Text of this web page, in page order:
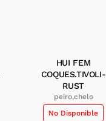
HUI FEM
COQUES.TIVOLI-
RUST
peiro,chelo
No Disponible